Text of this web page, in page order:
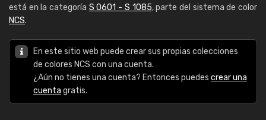
está en la categoría S 0601 - S 1085, parte del sistema de color
NCS.
En este sitio web puede crear sus propias colecciones
de colores NCS con una cuenta.
¿Aún no tienes una cuenta? Entonces puedes crear una
cuenta gratis.